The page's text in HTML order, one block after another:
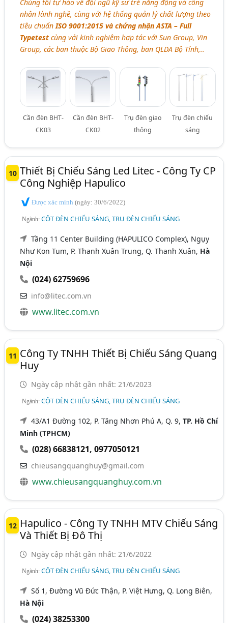
Chúng tôi tự hào về đội ngũ kỹ sư trẻ năng động và công
nhân lành nghề, cùng với hệ thống quản lý chất lượng theo
tiêu chuẩnISO 9001:2015 và chứng nhận ASTA – Full
Typetest cùng với kinh nghiệm hợp tác với Sun Group, Vin
Group, các ban thuộc Bộ Giao Thông, ban QLDA Bộ Tỉnh,..
Cần đèn BHT-
CK03
Cần đèn BHT-
CK02
Trụ đèn giao
thông
Trụ đèn chiếu
sáng
10 Thiết Bị Chiếu Sáng Led Litec - Công Ty CP
Công Nghiệp Hapulico
Được xác minh(ngày: 30/6/2022)
Ngành:CỘT ĐÈN CHIẾU SÁNG, TRỤ ĐÈN CHIẾU SÁNG
Tầng 11 Center Building (HAPULICO Complex), Ngụy
Như Kon Tum, P. Thanh Xuân Trung, Q. Thanh Xuân, Hà
Nội
(024) 62759696
info@litec.com.vn
www.litec.com.vn
11 Công Ty TNHH Thiết Bị Chiếu Sáng Quang
Huy
Ngày cập nhật gần nhất: 21/6/2023
Ngành:CỘT ĐÈN CHIẾU SÁNG, TRỤ ĐÈN CHIẾU SÁNG
43/A1 Đường 102, P. Tăng Nhơn Phú A, Q. 9,TP. Hồ Chí
Minh (TPHCM)
(028) 66838121,0977050121
chieusangquanghuy@gmail.com
www.chieusangquanghuy.com.vn
12 Hapulico - Công Ty TNHH MTV Chiếu Sáng
Và Thiết Bị Đô Thị
Ngày cập nhật gần nhất: 21/6/2022
Ngành:CỘT ĐÈN CHIẾU SÁNG, TRỤ ĐÈN CHIẾU SÁNG
Số 1, Đường Vũ Đức Thận, P. Việt Hưng, Q. Long Biên,
Hà Nội
(024) 38253300